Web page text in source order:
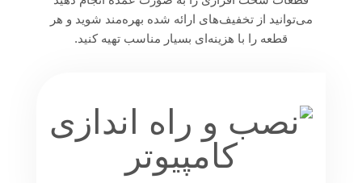
می‌توانید از تخفیف‌های ارائه شده بهره‌مند شوید و هر
قطعه را با هزینه‌ای بسیار مناسب تهیه کنید.